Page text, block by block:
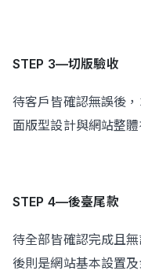
STEP 3—切版驗收
待客戶皆確認無誤後
面版型設計與網站整體
STEP 4—後臺尾款
待全部皆確認完成且
後則是網站基本設置